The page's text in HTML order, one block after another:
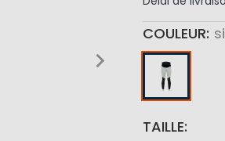
COULEUR
TAILLE